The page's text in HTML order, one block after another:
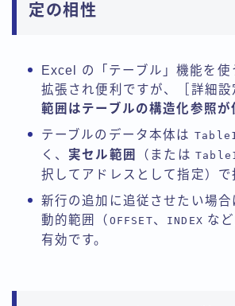
定の相性
Excel の「テーブル」機能を使
拡張され便利ですが、［詳細設
範囲はテーブルの構造化参照
テーブルのデータ本体は
く、 実セル範囲 （または
択してアドレスとして指定）で
新行の追加に追従させたい場合
動的範囲（ OFFSET、 INDEX な
有効です。